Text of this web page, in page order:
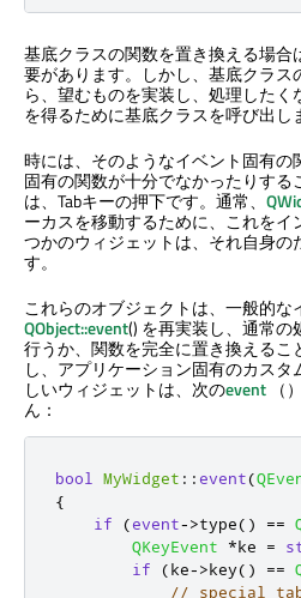
基底クラスの関数を置き換える場
要があります。しかし、基底クラス
ら、望むものを実装し、処理した
を得るために基底クラスを呼び出し
時には、そのようなイベント固有の
固有の関数が十分でなかったりす
は、Tabキーの押下です。通常、
ーカスを移動するために、これをイ
つかのウィジェットは、それ自身の
す。
これらのオブジェクトは、一般的
QObject::event() を再実装し、通常
行うか、関数を完全に置き換えるこ
し、アプリケーション固有のカス
しいウィジェットは、次のevent （
ん：
bool MyWidget ::event(
{
if
(event->type() ==
QKeyEvent
*ke =
if
(ke->key() ==
// special